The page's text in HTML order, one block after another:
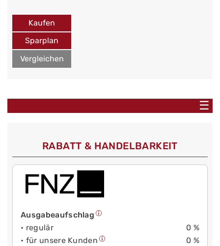
Kaufen
Sparplan
Vergleichen
☰
RABATT & HANDELBARKEIT
Ausgabeaufschlag
• regulär
0 %
• für unsere Kunden
0 %